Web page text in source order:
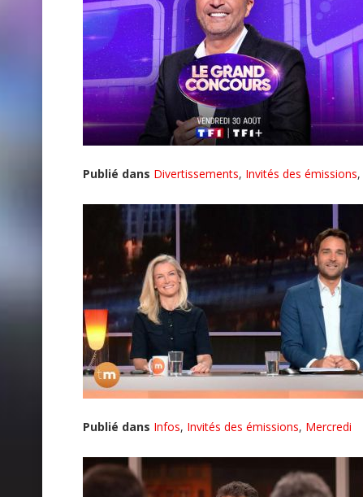
Publié dans Divertissements, Invités des émissions,
Publié dans Infos, Invités des émissions, Mercredi